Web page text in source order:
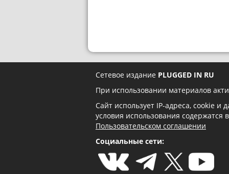
Сетевое издание PLUGGED IN RU
При использовании материалов
Сайт использует IP-адреса, cookie и
условия использования содержатся
Пользовательском соглашении
Социальные сети: